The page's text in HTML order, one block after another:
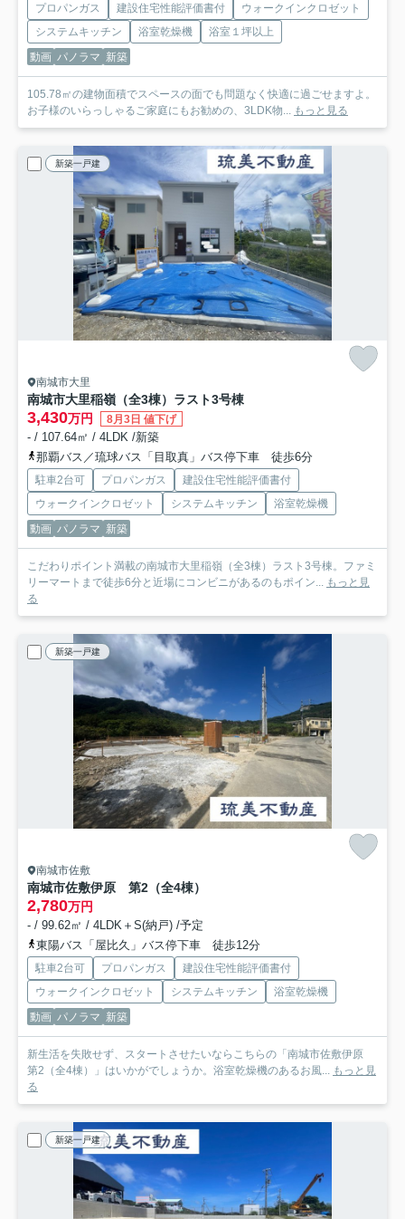
プロパンガス 建設住宅性能評価書付
ウォークインクロゼット
システムキッチン
浴室乾燥機
浴室１坪以上
動画 パノラマ 新築
105.78㎡の建物面積でスペースの面でも問題なく快適に過ごせますよ。
お子様のいらっしゃるご家庭にもお勧めの、3LDK物... もっと見る
新築一戸建
南城市大里
南城市大里稲嶺（全3棟）ラスト3号棟
3,430万円 8月3日 値下げ
- / 107.64㎡ / 4LDK /新築
那覇バス／琉球バス「目取真」バス停下車 徒歩6分
駐車2台可 プロパンガス
建設住宅性能評価書付
ウォークインクロゼット
システムキッチン
浴室乾燥機
動画 パノラマ 新築
こだわりポイント満載の南城市大里稲嶺（全3棟）ラスト3号棟。ファミ
リーマートまで徒歩6分と近場にコンビニがあるのもポイン... もっと見
る
新築一戸建
南城市佐敷
南城市佐敷伊原 第2（全4棟）
2,780万円
- / 99.62㎡ / 4LDK＋S(納戸) /予定
東陽バス「屋比久」バス停下車 徒歩12分
駐車2台可 プロパンガス
建設住宅性能評価書付
ウォークインクロゼット
システムキッチン
浴室乾燥機
動画 パノラマ 新築
新生活を失敗せず、スタートさせたいならこちらの「南城市佐敷伊原
第2（全4棟）」はいかがでしょうか。浴室乾燥機のあるお風... もっと見
る
新築一戸建